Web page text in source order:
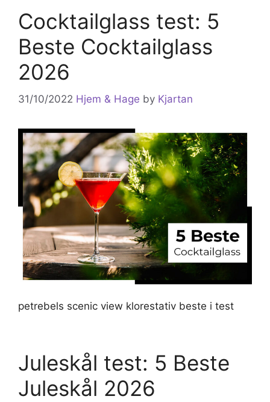
Cocktailglass test: 5
Beste Cocktailglass
2026
31/10/2022 Hjem & Hage by Kjartan
petrebels scenic view klorestativ beste i test
Juleskål test: 5 Beste
Juleskål 2026